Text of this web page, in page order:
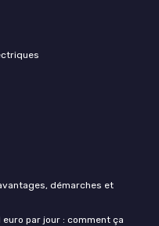
démarches et
par jour : comment ça